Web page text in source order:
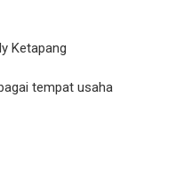
Ketapang
tempat usaha